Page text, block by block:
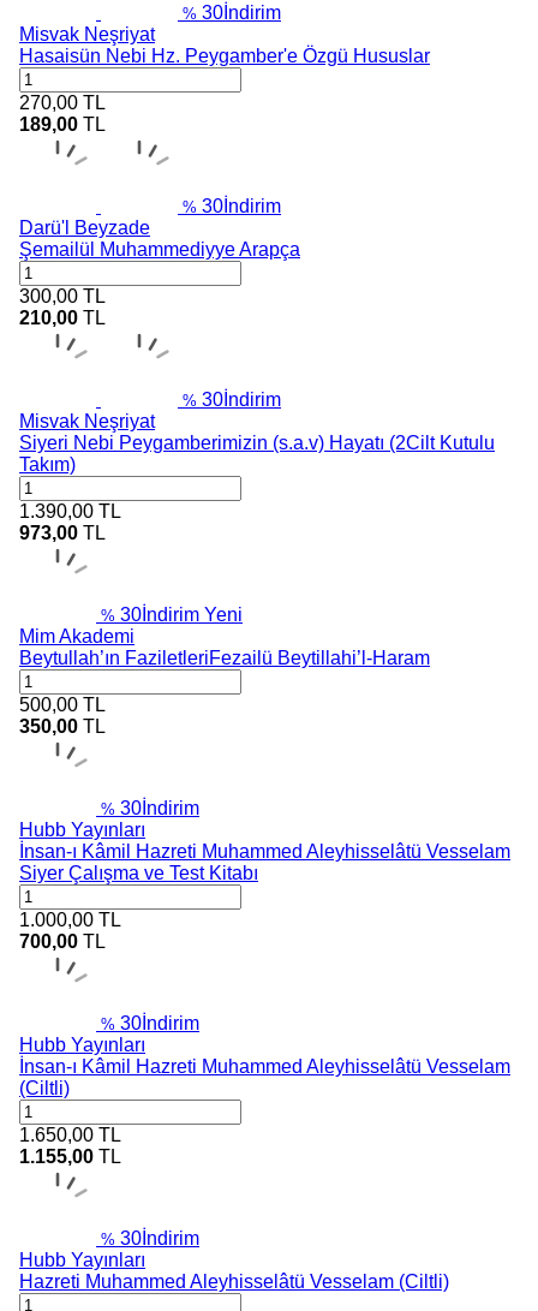
% 30 İndirim
Misvak Neşriyat
Hasaisün Nebi Hz. Peygamber'e Özgü Hususlar
270,00 TL
189,00 TL
% 30 İndirim
Darü'l Beyzade
Şemailül Muhammediyye Arapça
300,00 TL
210,00 TL
% 30 İndirim
Misvak Neşriyat
Siyeri Nebi Peygamberimizin (s.a.v) Hayatı (2Cilt Kutulu
Takım)
1.390,00 TL
973,00 TL
% 30 İndirim Yeni
Mim Akademi
Beytullah’ın FaziletleriFezailü Beytillahi’l-Haram
500,00 TL
350,00 TL
% 30 İndirim
Hubb Yayınları
İnsan-ı Kâmil Hazreti Muhammed Aleyhisselâtü Vesselam
Siyer Çalışma ve Test Kitabı
1.000,00 TL
700,00 TL
% 30 İndirim
Hubb Yayınları
İnsan-ı Kâmil Hazreti Muhammed Aleyhisselâtü Vesselam
(Ciltli)
1.650,00 TL
1.155,00 TL
% 30 İndirim
Hubb Yayınları
Hazreti Muhammed Aleyhisselâtü Vesselam (Ciltli)